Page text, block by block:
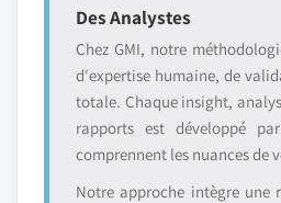
Des Analystes
Chez GMI, notre
d'expertise humaine, de
totale. Chaque insight,
rapports est développé
comprennent les nuances de
Notre approche intègre une